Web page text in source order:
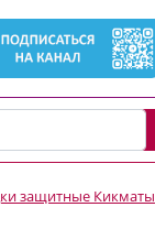
защитные Кикматы